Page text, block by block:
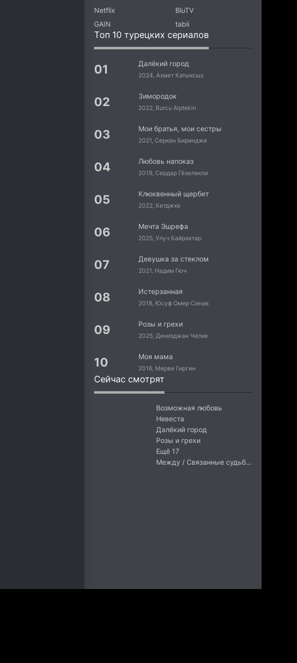
Netflix
BluTV
GAIN
tabii
Топ 10 турецких сериалов
Далёкий город
2024, Ахмет Катыксыз
Зимородок
2022, Burcu Alptekin
Мои братья, мои сестры
2021, Серкан Биринджи
Любовь напоказ
2019, Сердар Гёзелекли
Клюквенный щербет
2022, Кетджхе
Мечта Эшрефа
2025, Улуч Байрактар
Девушка за стеклом
2021, Надим Гюч
Истерзанная
2018, Юсуф Омер Синав
Розы и грехи
2025, Денизджан Челик
Моя мама
2016, Мерве Гиргин
Сейчас смотрят
Возможная любовь
Невеста
Далёкий город
Розы и грехи
Ещё 17
Между / Связанные судьбой